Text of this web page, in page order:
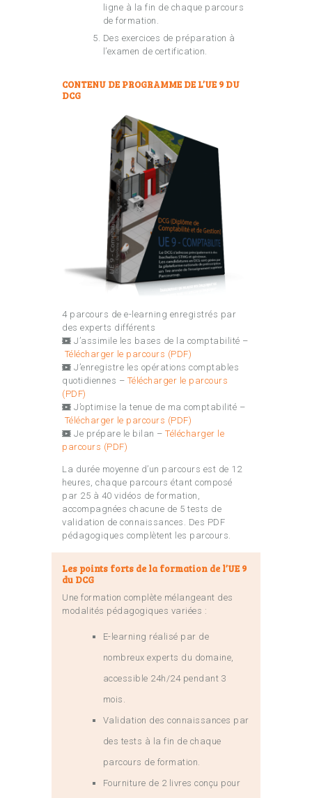
ligne à la fin de chaque parcours
de formation.
Des exercices de préparation à
l’examen de certification.
CONTENU DE PROGRAMME DE L’UE 9 DU
DCG
4 parcours de e-learning enregistrés par
des experts différents
J’assimile les bases de la comptabilité –
Télécharger le parcours (PDF)
J’enregistre les opérations comptables
quotidiennes – Télécharger le parcours
(PDF)
J’optimise la tenue de ma comptabilité –
Télécharger le parcours (PDF)
Je prépare le bilan – Télécharger le
parcours (PDF)
La durée moyenne d’un parcours est de 12
heures, chaque parcours étant composé
par 25 à 40 vidéos de formation,
accompagnées chacune de 5 tests de
validation de connaissances. Des PDF
pédagogiques complètent les parcours.
Les points forts de la formation de l’UE 9
du DCG
Une formation complète mélangeant des
modalités pédagogiques variées :
E-learning réalisé par de
nombreux experts du domaine,
accessible 24h/24 pendant 3
mois.
Validation des connaissances par
des tests à la fin de chaque
parcours de formation.
Fourniture de 2 livres conçu pour